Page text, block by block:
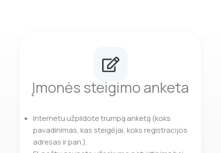
Įmonės steigimo anketa
Internetu užpildote trumpą anketą (koks
pavadinimas, kas steigėjai, koks registracijos
adresas ir pan.).